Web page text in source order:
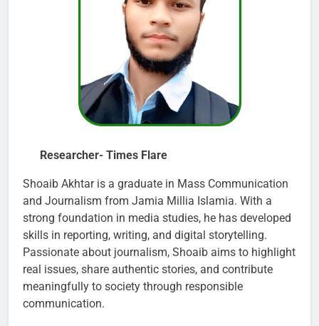
Researcher- Times Flare
Shoaib Akhtar is a graduate in Mass Communication
and Journalism from Jamia Millia Islamia. With a
strong foundation in media studies, he has developed
skills in reporting, writing, and digital storytelling.
Passionate about journalism, Shoaib aims to highlight
real issues, share authentic stories, and contribute
meaningfully to society through responsible
communication.